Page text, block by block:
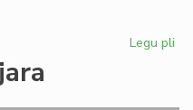
Legu pli